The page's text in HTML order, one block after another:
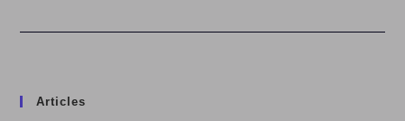
Articles